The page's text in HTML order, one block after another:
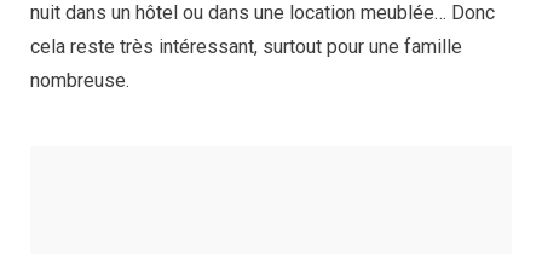
nuit dans un hôtel ou dans une location meublée… Donc
cela reste très intéressant, surtout pour une famille
nombreuse.